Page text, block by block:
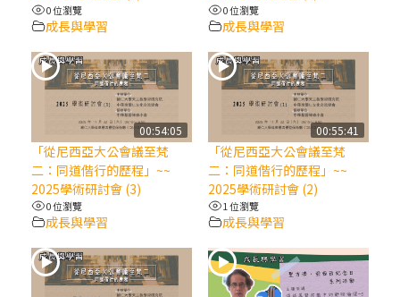
越的智慧】：聖方濟的靈修，「不占為己
有」
【信仰之旅】第八集：「耶穌為什麼降生到
人世」—高樂祈修女
2025/10/10【萬物讚頌頌歌 – 太陽與生態音
樂會】紀念聖方濟與已逝教宗方濟各（中）
2025/10/10【萬物讚頌頌歌 – 太陽與生態音
樂會】紀念聖方濟與已逝教宗方濟各（下）
0 位瀏覽
成長與學習
0 位瀏覽
成長與學習
00:54:05
「從尼西亞大公會議至梵
二：同道偕行的歷程」~~
2025學術研討會 (3)
0 位瀏覽
成長與學習
00:55:41
「從尼西亞大公會議至梵
二：同道偕行的歷程」~~
2025學術研討會 (2)
1 位瀏覽
成長與學習